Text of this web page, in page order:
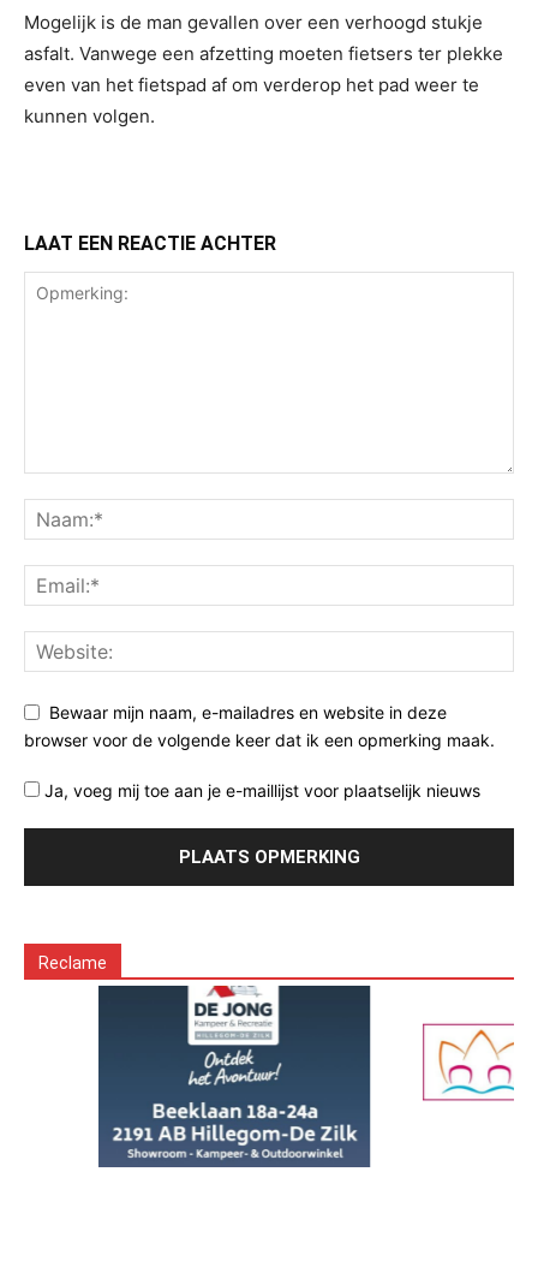
Mogelijk is de man gevallen over een verhoogd stukje
asfalt. Vanwege een afzetting moeten fietsers ter plekke
even van het fietspad af om verderop het pad weer te
kunnen volgen.
LAAT EEN REACTIE ACHTER
Bewaar mijn naam, e-mailadres en website in deze
browser voor de volgende keer dat ik een opmerking maak.
Ja, voeg mij toe aan je e-maillijst voor plaatselijk nieuws
Reclame